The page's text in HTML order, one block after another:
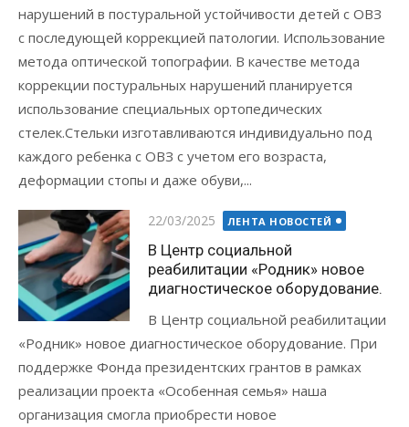
нарушений в постуральной устойчивости детей с ОВЗ
с последующей коррекцией патологии. Использование
метода оптической топографии. В качестве метода
коррекции постуральных нарушений планируется
использование специальных ортопедических
стелек.Стельки изготавливаются индивидуально под
каждого ребенка с ОВЗ с учетом его возраста,
деформации стопы и даже обуви,...
Posted
on
22/03/2025 ЛЕНТА НОВОСТЕЙ
В Центр социальной
реабилитации «Родник» новое
диагностическое оборудование.
В Центр социальной реабилитации
«Родник» новое диагностическое оборудование. При
поддержке Фонда президентских грантов в рамках
реализации проекта «Особенная семья» наша
организация смогла приобрести новое